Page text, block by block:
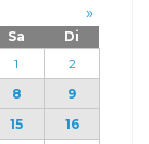
»
Sa
Di
1
2
8
9
15
16